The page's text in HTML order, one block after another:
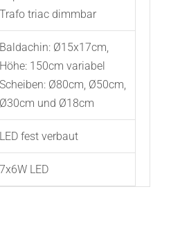
Trafo triac dimmbar
Baldachin: Ø15x17cm,
Höhe: 150cm variabel
Scheiben: Ø80cm, Ø50cm,
Ø30cm und Ø18cm
LED fest verbaut
7x6W LED